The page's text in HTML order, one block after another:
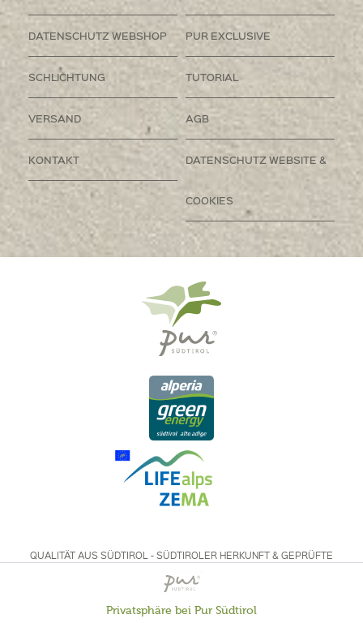
DATENSCHUTZ WEBSHOP PUR EXCLUSIVE
SCHLICHTUNG TUTORIAL
VERSAND AGB
KONTAKT DATENSCHUTZ WEBSITE &
COOKIES
QUALITÄT AUS SÜDTIROL - SÜDTIROLER HERKUNFT & GEPRÜFTE
QUALITÄT
Aktiv
Privatsphäre bei Pur Südtirol